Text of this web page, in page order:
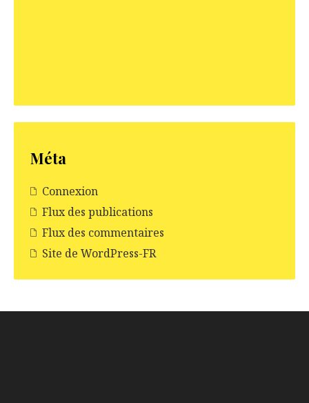
Méta
Connexion
Flux des publications
Flux des commentaires
Site de WordPress-FR